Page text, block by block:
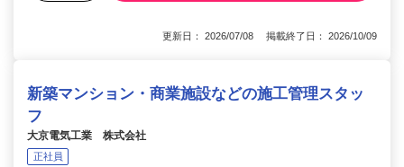
更新日： 2026/07/08 掲載終了日： 2026/10/09
新築マンション・商業施設などの施工管理スタッ
フ
大京電気工業 株式会社
正社員